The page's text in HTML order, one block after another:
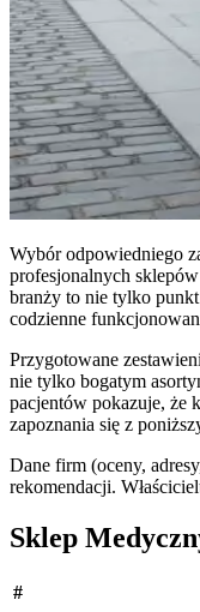
Wybór odpowiedniego
profesjonalnych
branży to nie tylko
codzienne
Przygotowane
nie tylko bogatym
pacjentów pokazuje, że
zapoznania się z
Dane firm (oceny,
rekomendacji.
Sklep
#